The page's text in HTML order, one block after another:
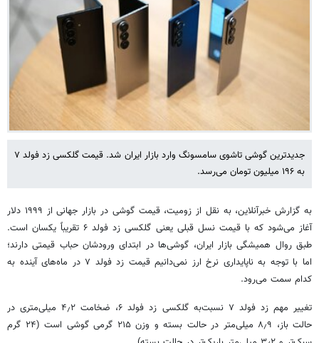
جدیدترین گوشی تاشوی سامسونگ وارد بازار ایران شد. قیمت گلکسی زد فولد ۷
به ۱۹۶ میلیون تومان می‌رسد.
به گزارش خبرآنلاین، به نقل از زومیت، قیمت گوشی در بازار جهانی از ۱۹۹۹ دلار
آغاز می‌شود که با قیمت نسل قبلی یعنی گلکسی زد فولد ۶ تقریباً یکسان است.
طبق روال همیشگی بازار ایران، گوشی‌ها در ابتدای ورودشان حباب قیمتی دارند؛
اما با توجه به ناپایداری نرخ ارز نمی‌دانیم قیمت زد فولد ۷ در ماه‌های آینده به
کدام سمت می‌رود.
تغییر مهم زد فولد ۷ نسبت‌به گلکسی زد فولد ۶، ضخامت ۴٫۲ میلی‌متری در
حالت باز، ۸٫۹ میلی‌متر در حالت بسته و وزن ۲۱۵ گرمی گوشی است (۲۴ گرم